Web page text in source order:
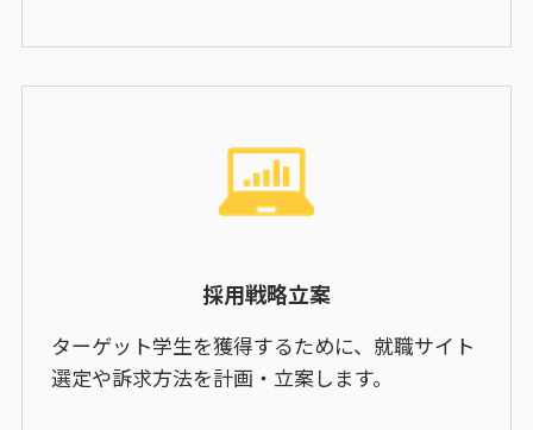
採用戦略立案
ターゲット学生を獲得するために、就職サイト
選定や訴求方法を計画・立案します。